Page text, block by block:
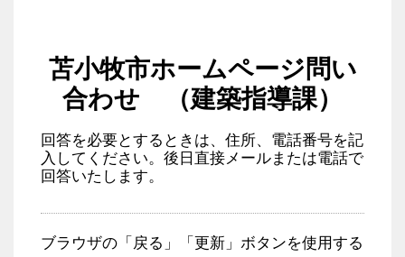
苫小牧市ホームページ問い
合わせ （建築指導課）
回答を必要とするときは、住所、電話番号を記
入してください。後日直接メールまたは電話で
回答いたします。
ブラウザの「戻る」「更新」ボタンを使用する